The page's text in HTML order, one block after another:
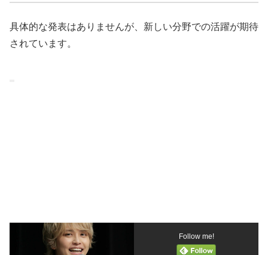
具体的な発表はありませんが、新しい分野での活躍が期待
されています。
Follow me!